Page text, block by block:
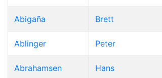
Abigaña Brett
Ablinger Peter
Abrahamsen Hans